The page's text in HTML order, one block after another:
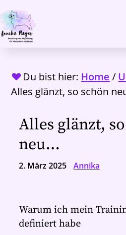
Zum
Hauptinhalt
springen
Du bist hier: Home /
Alles glänzt, so schön
Alles glänzt,
neu…
2. März 2025 Annika
Warum ich mein
definiert habe